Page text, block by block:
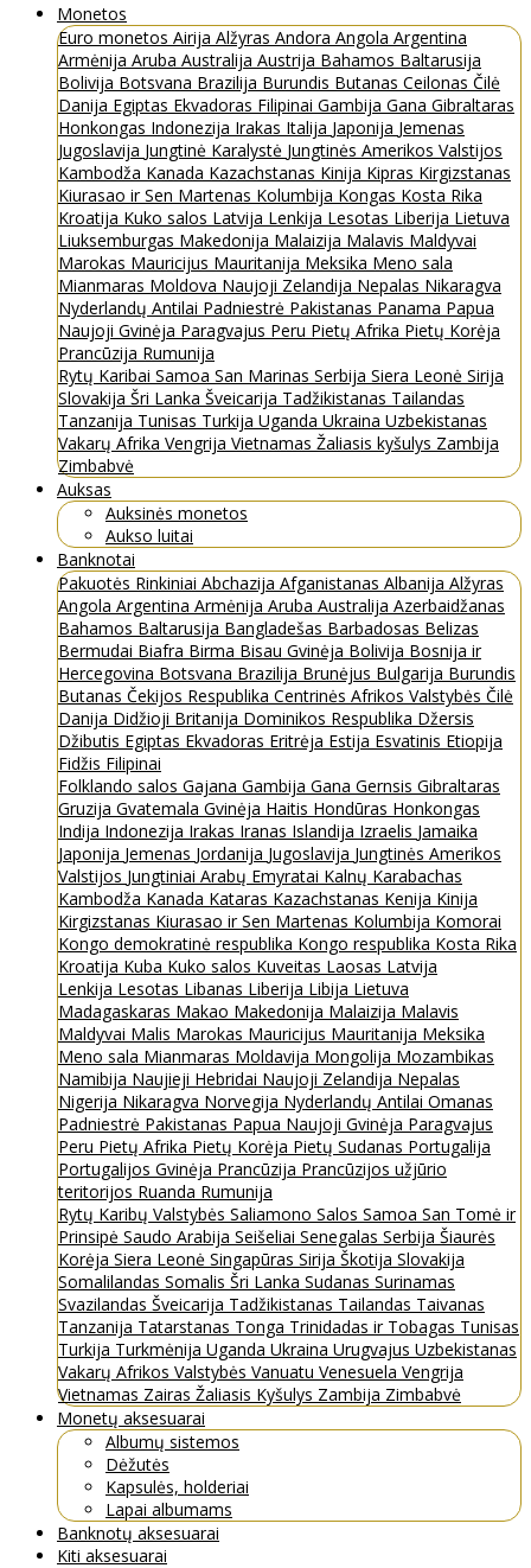
Monetos
Euro monetos Airija Alžyras Andora Angola Argentina
Armėnija Aruba Australija Austrija Bahamos Baltarusija
Bolivija Botsvana Brazilija Burundis Butanas Ceilonas Čilė
Danija Egiptas Ekvadoras Filipinai Gambija Gana Gibraltaras
Honkongas Indonezija Irakas Italija Japonija Jemenas
Jugoslavija Jungtinė Karalystė Jungtinės Amerikos Valstijos
Kambodža Kanada Kazachstanas Kinija Kipras Kirgizstanas
Kiurasao ir Sen Martenas Kolumbija Kongas Kosta Rika
Kroatija Kuko salos Latvija Lenkija Lesotas Liberija Lietuva
Liuksemburgas Makedonija Malaizija Malavis Maldyvai
Marokas Mauricijus Mauritanija Meksika Meno sala
Mianmaras Moldova Naujoji Zelandija Nepalas Nikaragva
Nyderlandų Antilai Padniestrė Pakistanas Panama Papua
Naujoji Gvinėja Paragvajus Peru Pietų Afrika Pietų Korėja
Prancūzija Rumunija
Rytų Karibai Samoa San Marinas Serbija Siera Leonė Sirija
Slovakija Šri Lanka Šveicarija Tadžikistanas Tailandas
Tanzanija Tunisas Turkija Uganda Ukraina Uzbekistanas
Vakarų Afrika Vengrija Vietnamas Žaliasis kyšulys Zambija
Zimbabvė
Auksas
Auksinės monetos
Aukso luitai
Banknotai
Pakuotės Rinkiniai Abchazija Afganistanas Albanija Alžyras
Angola Argentina Armėnija Aruba Australija Azerbaidžanas
Bahamos Baltarusija Bangladešas Barbadosas Belizas
Bermudai Biafra Birma Bisau Gvinėja Bolivija Bosnija ir
Hercegovina Botsvana Brazilija Brunėjus Bulgarija Burundis
Butanas Čekijos Respublika Centrinės Afrikos Valstybės Čilė
Danija Didžioji Britanija Dominikos Respublika Džersis
Džibutis Egiptas Ekvadoras Eritrėja Estija Esvatinis Etiopija
Fidžis Filipinai
Folklando salos Gajana Gambija Gana Gernsis Gibraltaras
Gruzija Gvatemala Gvinėja Haitis Hondūras Honkongas
Indija Indonezija Irakas Iranas Islandija Izraelis Jamaika
Japonija Jemenas Jordanija Jugoslavija Jungtinės Amerikos
Valstijos Jungtiniai Arabų Emyratai Kalnų Karabachas
Kambodža Kanada Kataras Kazachstanas Kenija Kinija
Kirgizstanas Kiurasao ir Sen Martenas Kolumbija Komorai
Kongo demokratinė respublika Kongo respublika Kosta Rika
Kroatija Kuba Kuko salos Kuveitas Laosas Latvija
Lenkija Lesotas Libanas Liberija Libija Lietuva
Madagaskaras Makao Makedonija Malaizija Malavis
Maldyvai Malis Marokas Mauricijus Mauritanija Meksika
Meno sala Mianmaras Moldavija Mongolija Mozambikas
Namibija Naujieji Hebridai Naujoji Zelandija Nepalas
Nigerija Nikaragva Norvegija Nyderlandų Antilai Omanas
Padniestrė Pakistanas Papua Naujoji Gvinėja Paragvajus
Peru Pietų Afrika Pietų Korėja Pietų Sudanas Portugalija
Portugalijos Gvinėja Prancūzija Prancūzijos užjūrio
teritorijos Ruanda Rumunija
Rytų Karibų Valstybės Saliamono Salos Samoa San Tomė ir
Prinsipė Saudo Arabija Seišeliai Senegalas Serbija Šiaurės
Korėja Siera Leonė Singapūras Sirija Škotija Slovakija
Somalilandas Somalis Šri Lanka Sudanas Surinamas
Svazilandas Šveicarija Tadžikistanas Tailandas Taivanas
Tanzanija Tatarstanas Tonga Trinidadas ir Tobagas Tunisas
Turkija Turkmėnija Uganda Ukraina Urugvajus Uzbekistanas
Vakarų Afrikos Valstybės Vanuatu Venesuela Vengrija
Vietnamas Zairas Žaliasis Kyšulys Zambija Zimbabvė
Monetų aksesuarai
Albumų sistemos
Dėžutės
Kapsulės, holderiai
Lapai albumams
Banknotų aksesuarai
Kiti aksesuarai